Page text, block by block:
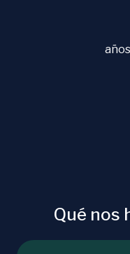
Qué nos